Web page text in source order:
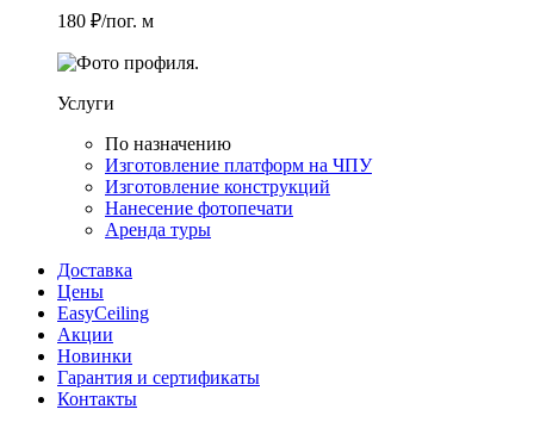
180 ₽/пог. м
Услуги
По назначению
Изготовление платформ на ЧПУ
Изготовление конструкций
Нанесение фотопечати
Аренда туры
Доставка
Цены
EasyCeiling
Акции
Новинки
Гарантия и сертификаты
Контакты